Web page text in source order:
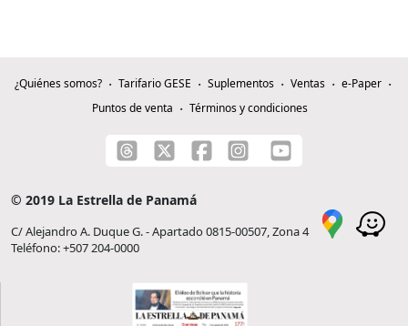
¿Quiénes somos? Tarifario GESE Suplementos Ventas
e-Paper
Puntos de venta
Términos y condiciones
© 2019 La Estrella de Panamá
C/ Alejandro A. Duque G. - Apartado 0815-00507, Zona 4
Teléfono: +507 204-0000